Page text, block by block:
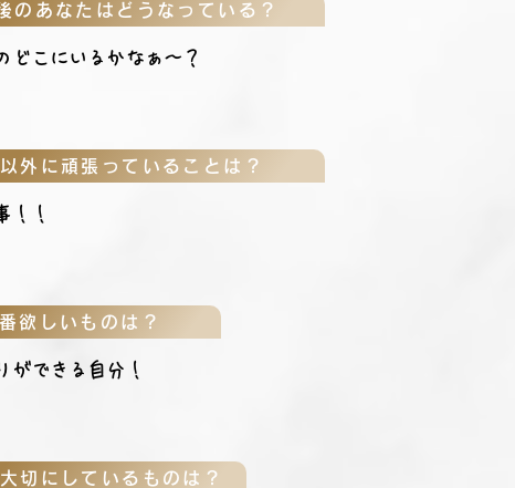
のあなたはどうなっている？
どこにいるかなぁ〜？
外に頑張っていることは？
！！
欲しいものは？
ができる自分！
切にしているものは？